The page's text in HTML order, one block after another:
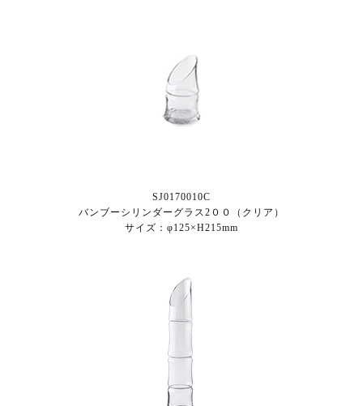
SJ0170010C
バンブーシリンダーグラス2００（クリア）
サイズ：φ125×H215mm